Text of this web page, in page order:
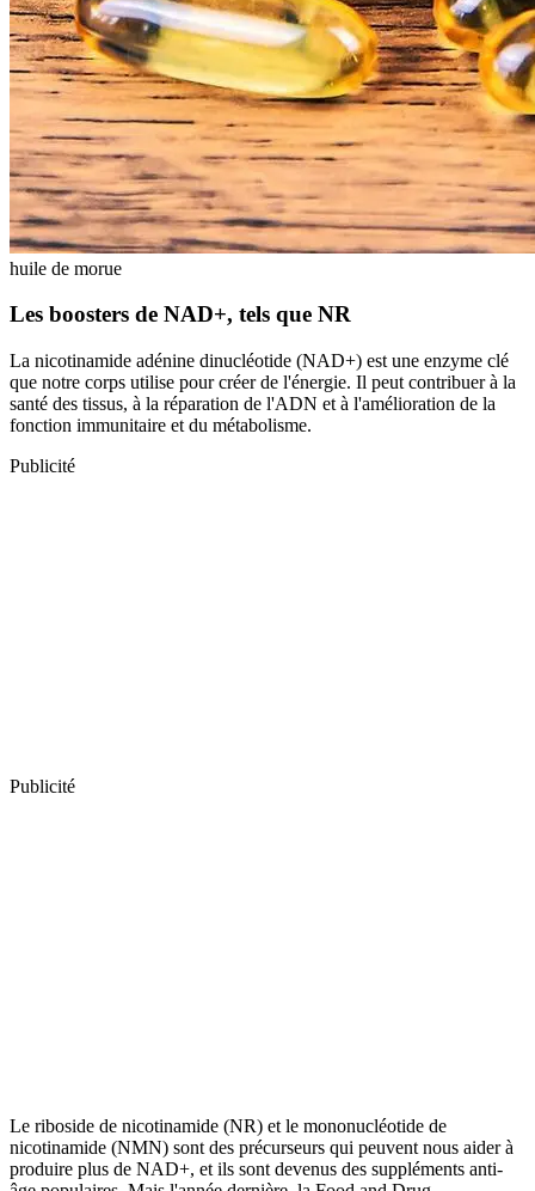
huile de morue
Les boosters de NAD+, tels que NR
La nicotinamide adénine dinucléotide (NAD+) est une enzyme clé
que notre corps utilise pour créer de l'énergie. Il peut contribuer à la
santé des tissus, à la réparation de l'ADN et à l'amélioration de la
fonction immunitaire et du métabolisme.
Publicité
Publicité
Le riboside de nicotinamide (NR) et le mononucléotide de
nicotinamide (NMN) sont des précurseurs qui peuvent nous aider à
produire plus de NAD+, et ils sont devenus des suppléments anti-